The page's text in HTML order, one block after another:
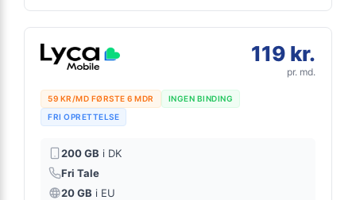
119 kr.
pr. md.
59 KR/MD FØRSTE 6 MDR
INGEN BINDING
FRI OPRETTELSE
200 GB i DK
Fri Tale
20 GB i EU